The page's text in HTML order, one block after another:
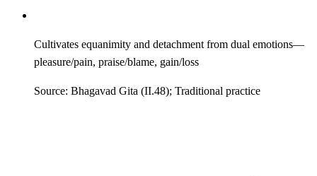
Cultivates equanimity and detachment from dual emotions—
pleasure/pain, praise/blame, gain/loss
Source: Bhagavad Gita (II.48); Traditional practice